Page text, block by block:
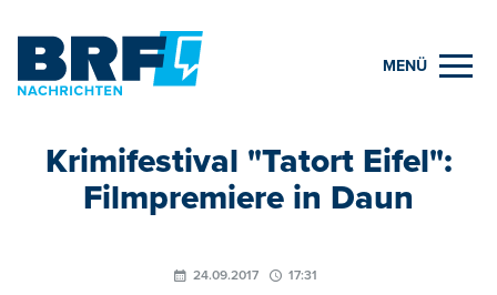
MENÜ
Krimifestival "Tatort Eifel":
Filmpremiere in Daun
24.09.2017 17:31